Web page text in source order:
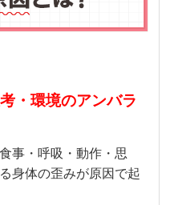
・環境のアンバラ
事・呼吸・動作・思
身体の歪みが原因で起